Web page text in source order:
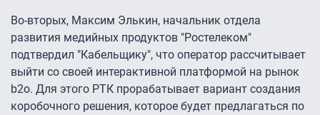
Во-вторых, Максим Элькин, начальник отдела
развития медийных продуктов "Ростелеком"
подтвердил "Кабельщику", что оператор рассчитывает
выйти со своей интерактивной платформой на рынок
b2o. Для этого РТК прорабатывает вариант создания
коробочного решения, которое будет предлагаться по